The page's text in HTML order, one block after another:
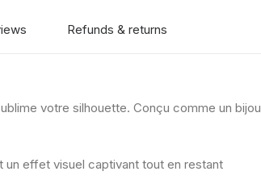
Refunds & returns
votre silhouette. Conçu comme un bijou
effet visuel captivant tout en restant